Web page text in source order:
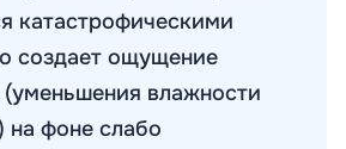
катастрофическими
создает ощущение
влажности
на фоне слабо